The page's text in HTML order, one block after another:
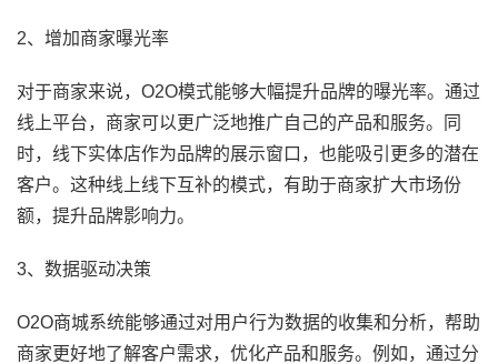
2、增加商家曝光率
对于商家来说，O2O模式能够大幅提升品牌的曝光率。通过
线上平台，商家可以更广泛地推广自己的产品和服务。同
时，线下实体店作为品牌的展示窗口，也能吸引更多的潜在
客户。这种线上线下互补的模式，有助于商家扩大市场份
额，提升品牌影响力。
3、数据驱动决策
O2O商城系统能够通过对用户行为数据的收集和分析，帮助
商家更好地了解客户需求，优化产品和服务。例如，通过分